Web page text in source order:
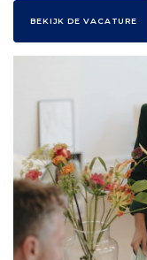
BEKIJK DE VACATURE